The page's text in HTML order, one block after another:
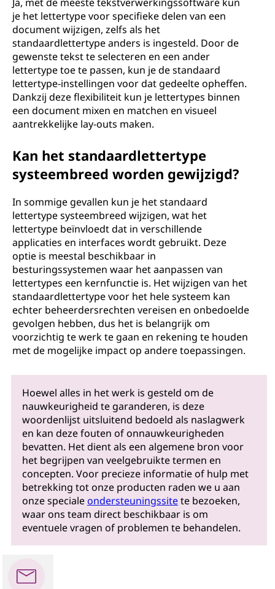
je het lettertype voor specifieke delen van een
document wijzigen, zelfs als het
standaardlettertype anders is ingesteld. Door de
gewenste tekst te selecteren en een ander
lettertype toe te passen, kun je de standaard
lettertype-instellingen voor dat gedeelte opheffen.
Dankzij deze flexibiliteit kun je lettertypes binnen
een document mixen en matchen en visueel
aantrekkelijke lay-outs maken.
Kan het standaardlettertype
systeembreed worden gewijzigd?
In sommige gevallen kun je het standaard
lettertype systeembreed wijzigen, wat het
lettertype beïnvloedt dat in verschillende
applicaties en interfaces wordt gebruikt. Deze
optie is meestal beschikbaar in
besturingssystemen waar het aanpassen van
lettertypes een kernfunctie is. Het wijzigen van het
standaardlettertype voor het hele systeem kan
echter beheerdersrechten vereisen en onbedoelde
gevolgen hebben, dus het is belangrijk om
voorzichtig te werk te gaan en rekening te houden
met de mogelijke impact op andere toepassingen.
Hoewel alles in het werk is gesteld om de
nauwkeurigheid te garanderen, is deze
woordenlijst uitsluitend bedoeld als naslagwerk
en kan deze fouten of onnauwkeurigheden
bevatten. Het dient als een algemene bron voor
het begrijpen van veelgebruikte termen en
concepten. Voor precieze informatie of hulp met
betrekking tot onze producten raden we u aan
onze specialeondersteuningssitete bezoeken,
waar ons team direct beschikbaar is om
eventuele vragen of problemen te behandelen.